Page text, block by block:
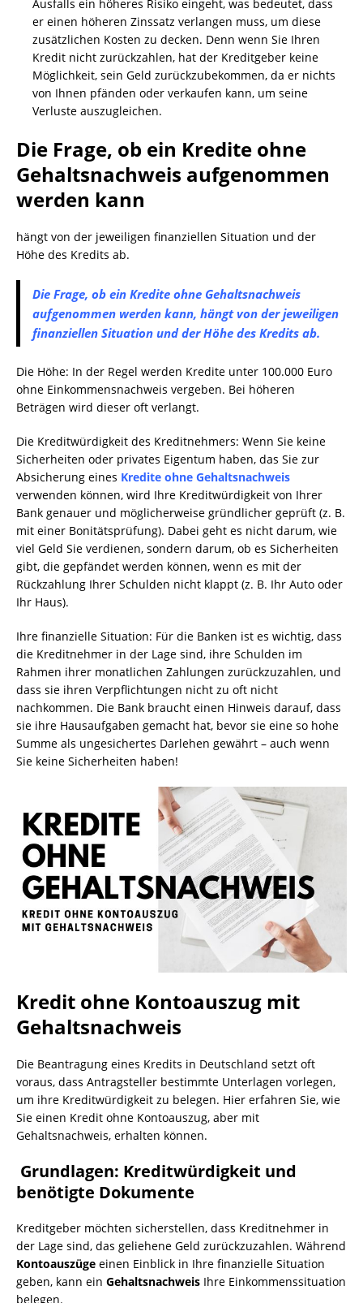
Ausfalls ein höheres Risiko eingeht, was bedeutet, dass
er einen höheren Zinssatz verlangen muss, um diese
zusätzlichen Kosten zu decken. Denn wenn Sie Ihren
Kredit nicht zurückzahlen, hat der Kreditgeber keine
Möglichkeit, sein Geld zurückzubekommen, da er nichts
von Ihnen pfänden oder verkaufen kann, um seine
Verluste auszugleichen.
Die Frage, ob ein Kredite ohne
Gehaltsnachweis aufgenommen
werden kann
hängt von der jeweiligen finanziellen Situation und der
Höhe des Kredits ab.
Die Frage, ob ein Kredite ohne Gehaltsnachweis
aufgenommen werden kann, hängt von der jeweiligen
finanziellen Situation und der Höhe des Kredits ab.
Die Höhe: In der Regel werden Kredite unter 100.000 Euro
ohne Einkommensnachweis vergeben. Bei höheren
Beträgen wird dieser oft verlangt.
Die Kreditwürdigkeit des Kreditnehmers: Wenn Sie keine
Sicherheiten oder privates Eigentum haben, das Sie zur
Absicherung eines Kredite ohne Gehaltsnachweis
verwenden können, wird Ihre Kreditwürdigkeit von Ihrer
Bank genauer und möglicherweise gründlicher geprüft (z. B.
mit einer Bonitätsprüfung). Dabei geht es nicht darum, wie
viel Geld Sie verdienen, sondern darum, ob es Sicherheiten
gibt, die gepfändet werden können, wenn es mit der
Rückzahlung Ihrer Schulden nicht klappt (z. B. Ihr Auto oder
Ihr Haus).
Ihre finanzielle Situation: Für die Banken ist es wichtig, dass
die Kreditnehmer in der Lage sind, ihre Schulden im
Rahmen ihrer monatlichen Zahlungen zurückzuzahlen, und
dass sie ihren Verpflichtungen nicht zu oft nicht
nachkommen. Die Bank braucht einen Hinweis darauf, dass
sie ihre Hausaufgaben gemacht hat, bevor sie eine so hohe
Summe als ungesichertes Darlehen gewährt – auch wenn
Sie keine Sicherheiten haben!
Kredit ohne Kontoauszug mit
Gehaltsnachweis
Die Beantragung eines Kredits in Deutschland setzt oft
voraus, dass Antragsteller bestimmte Unterlagen vorlegen,
um ihre Kreditwürdigkeit zu belegen. Hier erfahren Sie, wie
Sie einen Kredit ohne Kontoauszug, aber mit
Gehaltsnachweis, erhalten können.
Grundlagen: Kreditwürdigkeit und
benötigte Dokumente
Kreditgeber möchten sicherstellen, dass Kreditnehmer in
der Lage sind, das geliehene Geld zurückzuzahlen. Während
Kontoauszüge einen Einblick in Ihre finanzielle Situation
geben, kann ein Gehaltsnachweis Ihre Einkommenssituation
belegen.